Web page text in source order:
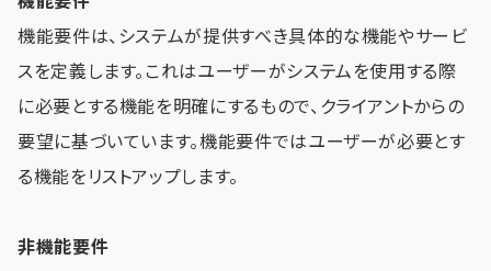
機能要件は、システムが提供すべき具体的な機能やサービ
スを定義します。これはユーザーがシステムを使用する際
に必要とする機能を明確にするもので、クライアントからの
要望に基づいています。機能要件ではユーザーが必要とす
る機能をリストアップします。
非機能要件